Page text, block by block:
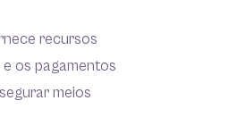
recursos
os pagamentos
meios